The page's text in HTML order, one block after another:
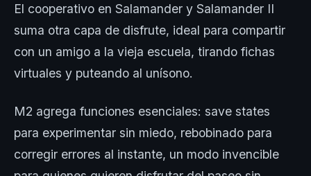
El cooperativo en Salamander y Salamander II
suma otra capa de disfrute, ideal para compartir
con un amigo a la vieja escuela, tirando fichas
virtuales y puteando al unísono.
M2 agrega funciones esenciales: save states
para experimentar sin miedo, rebobinado para
corregir errores al instante, un modo invencible